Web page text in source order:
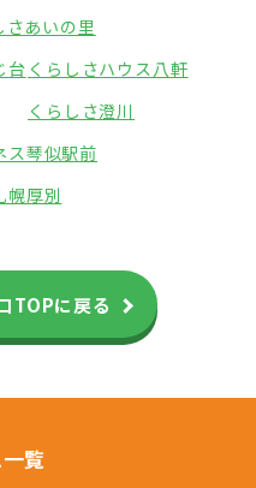
さあいの里
台 くらしさハウス八軒
くらしさ澄川
ス琴似駅前
幌厚別
TOPに戻る
覧